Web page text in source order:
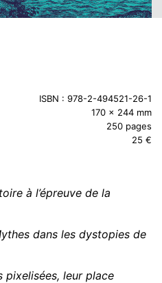
ISBN : 978-2-494521-26-1
170 x 244 mm
250 pages
25 €
à l’épreuve de la
dans les dystopies de
pixelisées, leur place